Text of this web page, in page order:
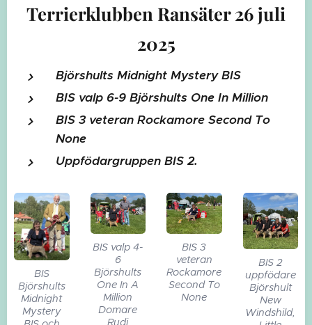
Terrierklubben Ransäter 26 juli
2025
Björshults Midnight Mystery BIS
BIS valp 6-9 Björshults One In Million
BIS 3 veteran Rockamore Second To
None
Uppfödargruppen BIS 2.
BIS
Björshults
Midnight
Mystery
BIS valp 4-
6
Björshults
One In A
Million
Domare
BIS 3
veteran
Rockamore
Second To
None
BIS 2
uppfödare
Björshult
New
Windshild,